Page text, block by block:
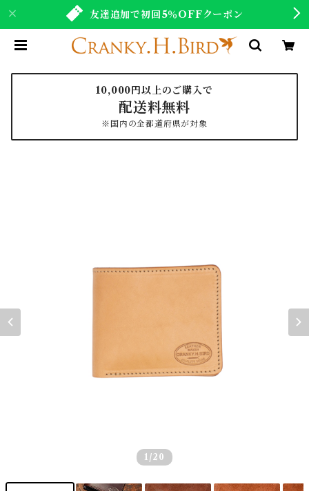
友達追加で初回5％OFFクーポン
10,000円以上のご購入で
配送料無料
※国内の全都道府県が対象
1 /20